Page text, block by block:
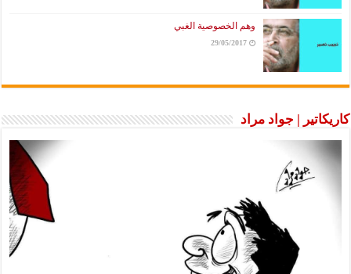
وهم الخصوصية الغبي
29/05/2017
كاريكاتير | جواد مراد